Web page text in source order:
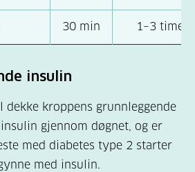
30 min 1–3 timer
insulin
dekke kroppens grunnleggende
gjennom døgnet, og er
med diabetes type 2 starter
med insulin.